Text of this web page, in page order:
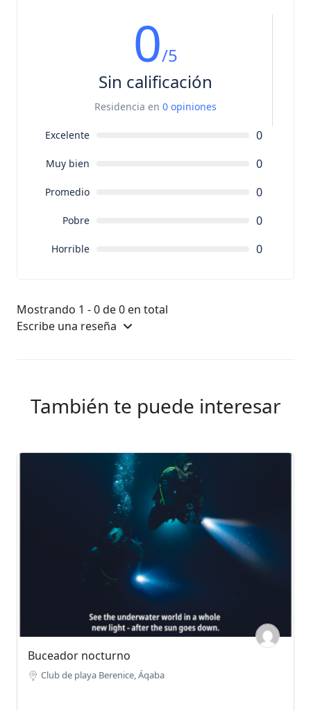
0/5
Sin calificación
Residencia en 0 opiniones
Excelente 0
Muy bien 0
Promedio 0
Pobre 0
Horrible 0
Mostrando 1 - 0 de 0 en total
Escribe una reseña
También te puede interesar
Buceador nocturno
Club de playa Berenice, Áqaba